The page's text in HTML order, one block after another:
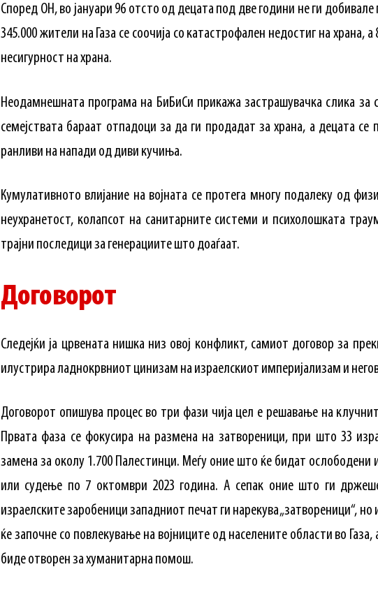
Според ОН, во јануари 96 отсто од децата под две години не ги
345.000 жители на Газа се соочија со катастрофален недостиг на храна,
несигурност на храна.
Неодамнешната програма на БиБиСи прикажа застрашувачка слика за
семејствата бараат отпадоци за да ги продадат за храна, а децата
ранливи на напади од диви кучиња.
Кумулативното влијание на војната се протега многу подалеку од
неухранетост, колапсот на санитарните системи и психолошката
трајни последици за генерациите што доаѓаат.
Договорот
Следејќи ја црвената нишка низ овој конфликт, самиот договор за
илустрира ладнокрвниот цинизам на израелскиот империјализам и
Договорот опишува процес во три фази чија цел е решавање на
Првата фаза се фокусира на размена на затвореници, при што 33
замена за околу 1.700 Палестинци. Меѓу оние што ќе бидат ослободени
или судење по 7 октомври 2023 година. А сепак оние што ги
израелските заробеници западниот печат ги нарекува „затвореници“,
ќе започне со повлекување на војниците од населените области во
биде отворен за хуманитарна помош.